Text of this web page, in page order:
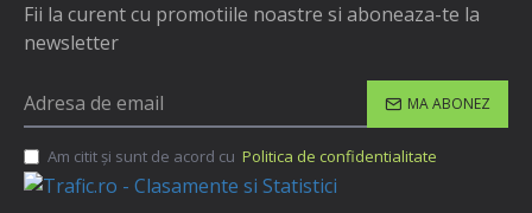
Fii la curent cu promotiile noastre si aboneaza-te la
newsletter
MA ABONEZ
Am citit şi sunt de acord cu Politica de confidentialitate